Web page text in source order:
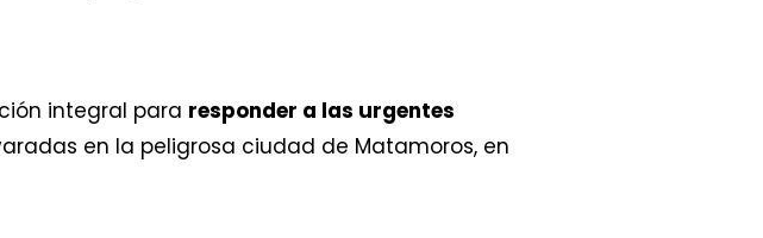
integral para responder a las urgentes
en la peligrosa ciudad de Matamoros, en